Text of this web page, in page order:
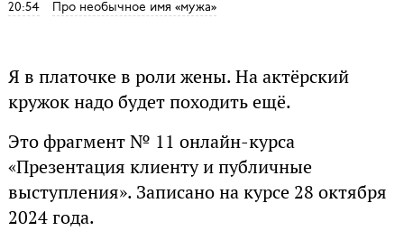
20:54
Про необычное имя «мужа»
Я в платочке в роли жены. На актёрский
кружок надо будет походить ещё.
Это фрагмент № 11 онлайн-курса
«Презентация клиенту и публичные
выступления». Записано на курсе 28 октября
2024 года.